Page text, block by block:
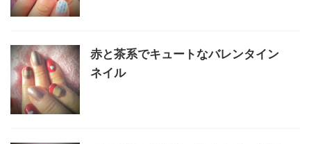
赤と茶系でキュートなバレンタイン
ネイル